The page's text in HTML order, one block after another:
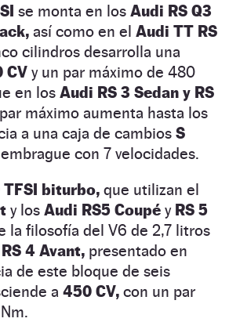
se monta en los Audi RS Q3
así como en el Audi TT RS
cilindros desarrolla una
CV y un par máximo de 480
en los Audi RS 3 Sedan y RS
máximo aumenta hasta los
a una caja de cambios S
con 7 velocidades.
biturbo, que utilizan el
y los Audi RS5 Coupé y RS 5
la filosofía del V6 de 2,7 litros
4 Avant, presentado en
de este bloque de seis
a 450 CV, con un par